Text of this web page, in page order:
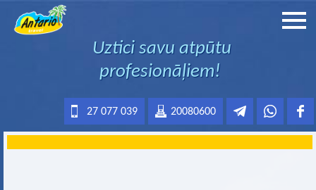
Uztici savu atpūtu
profesionāļiem!
20080600
27 077 039